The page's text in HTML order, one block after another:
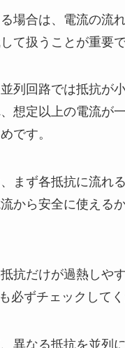
場合は、電流の流
て扱うことが重要で
列回路では抵抗が
想定以上の電流が
です。
まず各抵抗に流れ
から安全に使える
抗だけが過熱しや
必ずチェックしてく
異なる抵抗を並列